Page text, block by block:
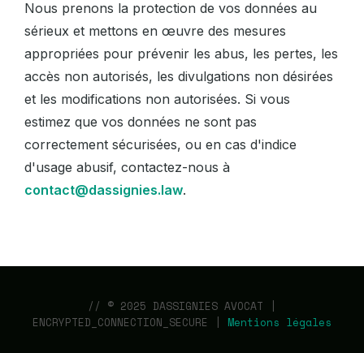
Nous prenons la protection de vos données au
sérieux et mettons en œuvre des mesures
appropriées pour prévenir les abus, les pertes, les
accès non autorisés, les divulgations non désirées
et les modifications non autorisées. Si vous
estimez que vos données ne sont pas
correctement sécurisées, ou en cas d'indice
d'usage abusif, contactez-nous à
contact@dassignies.law.
// © 2025 DASSIGNIES AVOCAT |
ENCRYPTED_CONNECTION_SECURE | Mentions légales